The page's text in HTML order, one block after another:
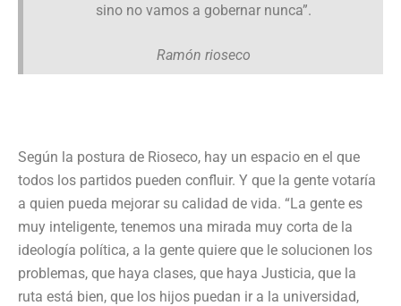
sino no vamos a gobernar nunca”.
Ramón rioseco
Según la postura de Rioseco, hay un espacio en el que
todos los partidos pueden confluir. Y que la gente votaría
a quien pueda mejorar su calidad de vida. “La gente es
muy inteligente, tenemos una mirada muy corta de la
ideología política, a la gente quiere que le solucionen los
problemas, que haya clases, que haya Justicia, que la
ruta está bien, que los hijos puedan ir a la universidad,